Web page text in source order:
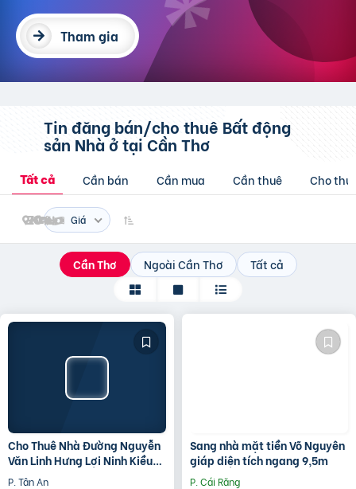
Tham gia
Tin đăng bán/cho thuê Bất động
sản Nhà ởtại Cần Thơ
Tất cả Cần bán Cần mua Cần thuê Cho
Giá
Cần Thơ Ngoài Cần Thơ Tất cả
Cho Thuê Nhà Đường Nguyễn
Văn Linh Hưng Lợi Ninh Kiều
TP Cần Thơ
P. Tân An
Sang nhà mặt tiền Võ Nguyên
giáp diện tích ngang 9,5m
P. Cái Răng